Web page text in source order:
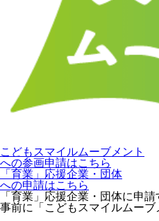
こどもスマイルムーブメント
への参画申請はこちら
「育業」応援企業・団体
への申請はこちら
「育業」応援企業・団体に申請
事前に「こどもスマイルムーブ